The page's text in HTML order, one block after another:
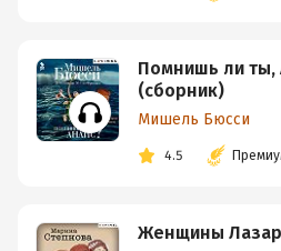
Помнишь ли ты,
(сборник)
Мишель Бюсси
4.5
Женщины